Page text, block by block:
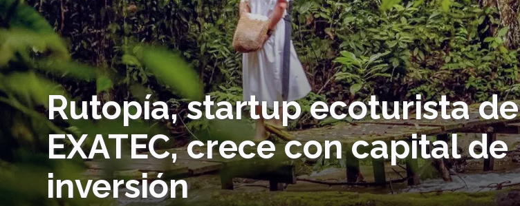
Rutopía, startup ecoturista de
EXATEC, crece con capital de
inversión